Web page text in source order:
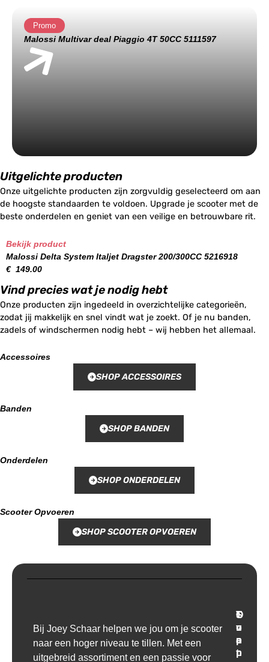
Promo
Malossi Multivar deal Piaggio 4T 50CC 5111597
Uitgelichte producten
Onze uitgelichte producten zijn zorgvuldig geselecteerd om aan
de hoogste standaarden te voldoen. Upgrade je scooter met de
beste onderdelen en geniet van een veilige en betrouwbare rit.
Bekijk product
Malossi Delta System Italjet Dragster 200/300CC 5216918
€ 149.00
Vind precies wat je nodig hebt
Onze producten zijn ingedeeld in overzichtelijke categorieën,
zodat jij makkelijk en snel vindt wat je zoekt. Of je nu banden,
zadels of windschermen nodig hebt – wij hebben het allemaal.
Accessoires
SHOP ACCESSOIRES
Banden
SHOP BANDEN
Onderdelen
SHOP ONDERDELEN
Scooter Opvoeren
SHOP SCOOTER OPVOEREN
Bij Joey Schaar helpen we jou om je scooter
naar een hoger niveau te tillen. Met een
uitgebreid assortiment en een passie voor
T
r
a
n
O
v
e
r
S
u
p
p
C
o
n
t